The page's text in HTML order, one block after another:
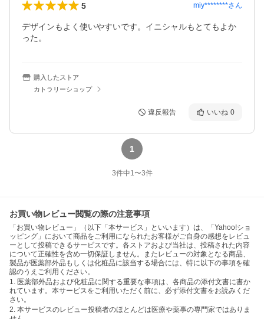
5 miy********さん
デザインもよく使いやすいです。イニシャルもとてもよか
った。
購入したストア
カトラリーショップ
違反報告 いいね 0
1
3件中1〜3件
お買い物レビュー閲覧の際の注意事項
「お買い物レビュー」（以下「本サービス」といいます）は、「Yahoo!ショ
ッピング」において商品をご利用になられたお客様がご自身の感想をレビュ
ーとして投稿できるサービスです。各ストアおよび当社は、投稿された内容
について正確性を含め一切保証しません。またレビューの対象となる商品、
製品が医薬部外品もしくは化粧品に該当する場合には、特に以下の事項を確
認のうえご利用ください。
1. 医薬部外品および化粧品に関する重要な事項は、各商品の添付文書に書か
れています。本サービスをご利用いただく前に、必ず添付文書をお読みくだ
さい。
2. 本サービスのレビュー投稿者のほとんどは医療や薬事の専門家ではありま